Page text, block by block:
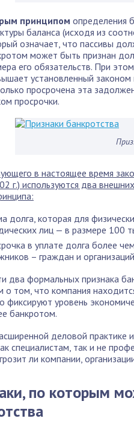
принципом определения
баланса (исходя из
означает, что пассивы
может быть признан
его обязательств. При
установленный
просрочена эта
просрочки.
в настоящее время
г.) используются два
долга, которая для
лиц — в размере 100
в уплате долга более
– граждан и
два формальных признака
о том, что компания
фиксируют уровень
банкротом.
деловой практике
специалистам, так и не
ли компании,
по которым